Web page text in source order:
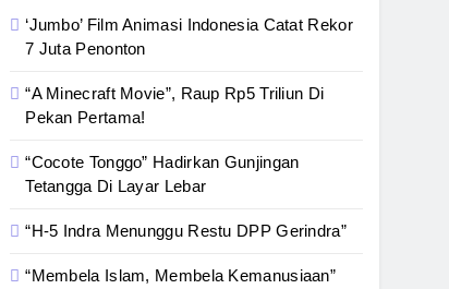
‘Jumbo’ Film Animasi Indonesia Catat Rekor
7 Juta Penonton
“A Minecraft Movie”, Raup Rp5 Triliun Di
Pekan Pertama!
“Cocote Tonggo” Hadirkan Gunjingan
Tetangga Di Layar Lebar
“H-5 Indra Menunggu Restu DPP Gerindra”
“Membela Islam, Membela Kemanusiaan”